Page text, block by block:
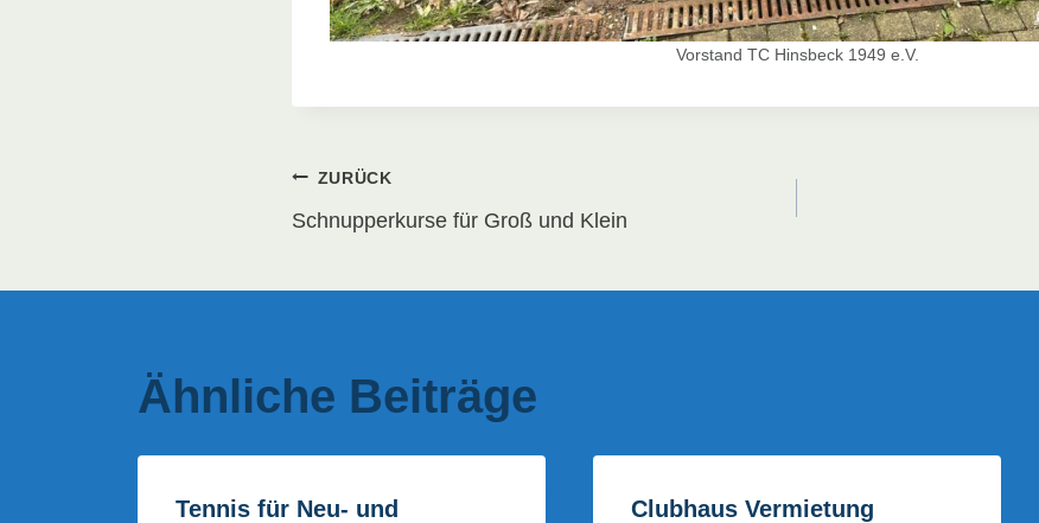
Vorstand TC Hinsbeck 1949 e.V.
Beitragsnavigation
ZURÜCK
Schnupperkurse für Groß und Klein
Ähnliche Beiträge
Tennis für Neu- und
Clubhaus Vermietung